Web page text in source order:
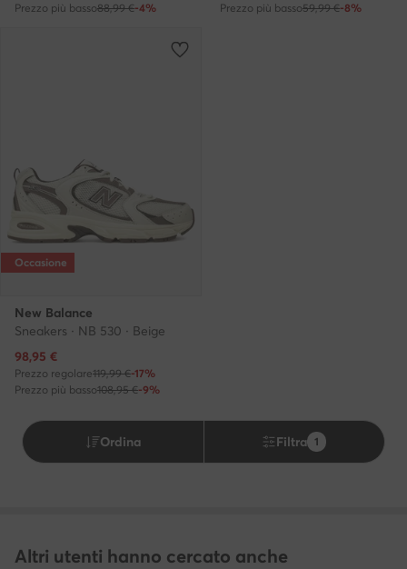
Prezzo più basso88,99 €-4%
Prezzo più basso59,99 €-8%
Occasione
New Balance
Sneakers · NB 530 · Beige
Prezzo attuale
98,95 €
Prezzo regolare119,99 €-17%
Prezzo più basso108,95 €-9%
Ordina Filtra 1
Altri utenti hanno cercato anche